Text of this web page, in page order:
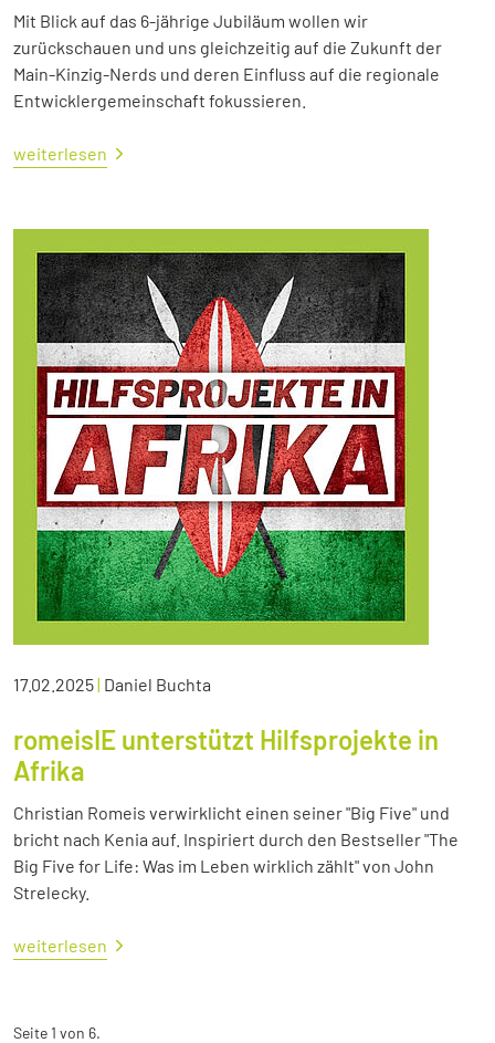
Mit Blick auf das 6-jährige Jubiläum wollen wir
zurückschauen und uns gleichzeitig auf die Zukunft der
Main-Kinzig-Nerds und deren Einfluss auf die regionale
Entwicklergemeinschaft fokussieren.
weiterlesen
17.02.2025| Daniel Buchta
romeisIE unterstützt Hilfsprojekte in
Afrika
Christian Romeis verwirklicht einen seiner "Big Five" und
bricht nach Kenia auf. Inspiriert durch den Bestseller "The
Big Five for Life: Was im Leben wirklich zählt" von John
Strelecky.
weiterlesen
Seite 1 von 6.